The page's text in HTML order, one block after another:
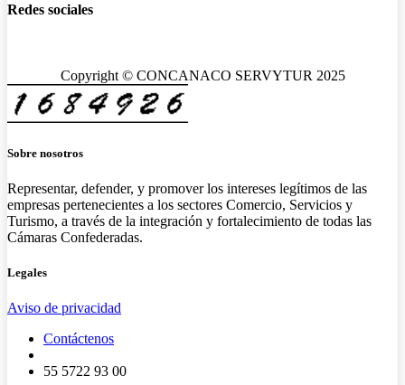
Redes sociales
Copyright © CONCANACO SERVYTUR 2025
Sobre nosotros
Representar, defender, y promover los intereses legítimos de las
empresas pertenecientes a los sectores Comercio, Servicios y
Turismo, a través de la integración y fortalecimiento de todas las
Cámaras Confederadas.
Legales
Aviso de privacidad
Contáctenos
55 5722 93 00